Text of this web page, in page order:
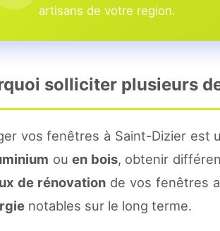
artisans de votre region.
solliciter plusieurs
vos fenêtres à Saint-Dizier est
ouen bois, obtenir
de rénovationde vos fenêtres
notables sur le long terme.